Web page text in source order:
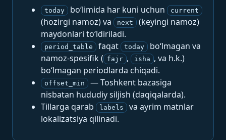
today bo‘limida har kuni uchun current
(hozirgi namoz) va next
(keyingi namoz)
maydonlari to‘ldiriladi.
period_table faqat today
bo‘lmagan va
namoz-spesifik ( fajr , isha , va h.k.)
bo‘lmagan periodlarda chiqadi.
offset_min
— Toshkent bazasiga
nisbatan hududiy siljish (daqiqalarda).
Tillarga qarab
labels
va ayrim matnlar
lokalizatsiya qilinadi.